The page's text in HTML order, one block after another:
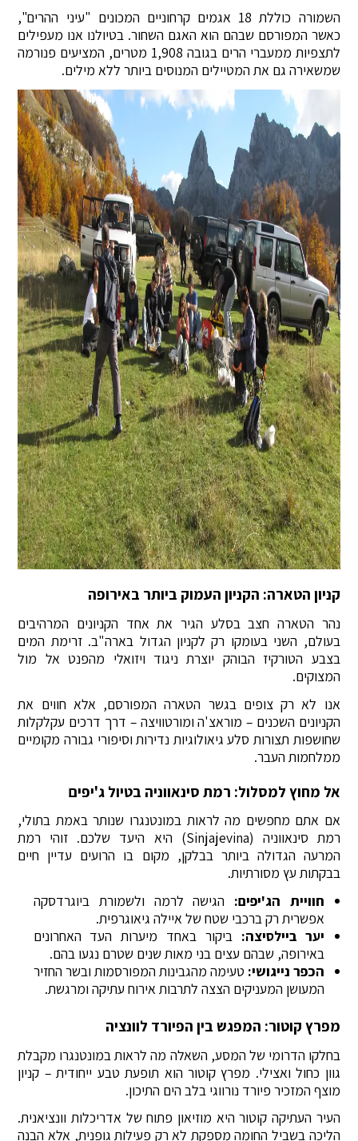
השמורה כוללת 18 אגמים קרחוניים המכונים "עיני ההרים",
כאשר המפורסם שבהם הוא האגם השחור. בטיולנו אנו מעפילים
לתצפיות ממעברי הרים בגובה 1,908 מטרים, המציעים פנורמה
שמשאירה גם את המטיילים המנוסים ביותר ללא מילים.
קניון הטארה: הקניון העמוק ביותר באירופה
נהר הטארה חצב בסלע הגיר את אחד הקניונים המרהיבים
בעולם, השני בעומקו רק לקניון הגדול בארה"ב. זרימת המים
בצבע הטורקיז הבוהק יוצרת ניגוד ויזואלי מהפנט אל מול
המצוקים.
אנו לא רק צופים בגשר הטארה המפורסם, אלא חווים את
הקניונים השכנים – מוראצ'ה ומורטוויצה – דרך דרכים עקלקלות
שחושפות תצורות סלע גיאולוגיות נדירות וסיפורי גבורה מקומיים
ממלחמות העבר.
אל מחוץ למסלול: רמת סינאווניה בטיול ג'יפים
אם אתם מחפשים מה לראות במונטנגרו שנותר באמת בתולי,
רמת סינאווניה (Sinjajevina) היא היעד שלכם. זוהי רמת
המרעה הגדולה ביותר בבלקן, מקום בו הרועים עדיין חיים
בבקתות עץ מסורתיות.
חוויית הג'יפים: הגישה לרמה ולשמורת ביוגרדסקה
אפשרית רק ברכבי שטח של איילה גיאוגרפית.
יער ביילסיצה: ביקור באחד מיערות העד האחרונים
באירופה, שבהם עצים בני מאות שנים שטרם נגעו בהם.
הכפר נייגושי: טעימה מהגבינות המפורסמות ובשר החזיר
המעושן המעניקים הצצה לתרבות אירוח עתיקה ומרגשת.
מפרץ קוטור: המפגש בין הפיורד לוונציה
בחלקו הדרומי של המסע, השאלה מה לראות במונטנגרו מקבלת
גוון כחול ואצילי. מפרץ קוטור הוא תופעת טבע ייחודית – קניון
מוצף המזכיר פיורד נורווגי בלב הים התיכון.
העיר העתיקה קוטור היא מוזיאון פתוח של אדריכלות וונציאנית.
הליכה בשביל החומה מספקת לא רק פעילות גופנית, אלא הבנה